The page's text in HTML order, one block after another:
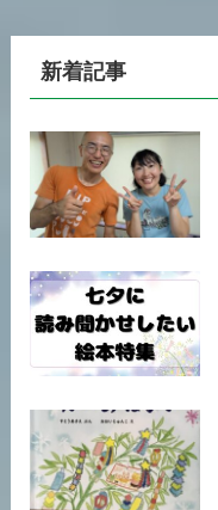
新着記事